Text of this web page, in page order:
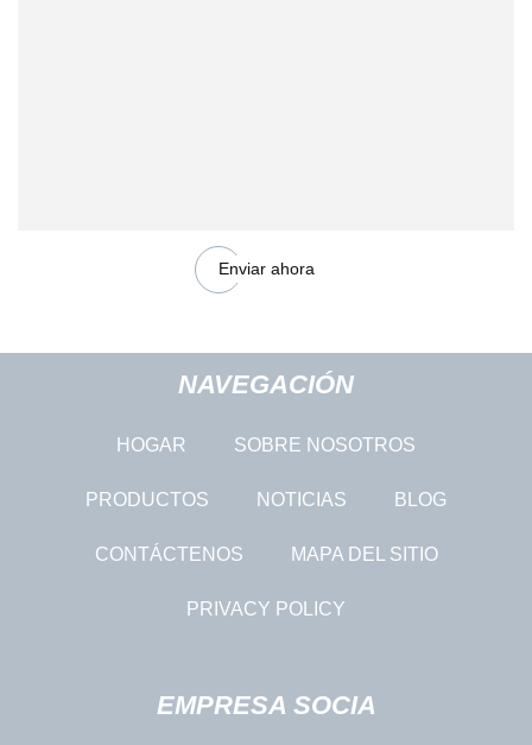
Enviar ahora
NAVEGACIÓN
HOGAR SOBRE NOSOTROS
PRODUCTOS NOTICIAS BLOG
CONTÁCTENOS MAPA DEL SITIO
PRIVACY POLICY
EMPRESA SOCIA